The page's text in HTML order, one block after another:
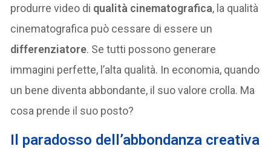
produrre video di qualità cinematografica, la qualità
cinematografica può cessare di essere un
differenziatore. Se tutti possono generare
immagini perfette, l’alta qualità. In economia, quando
un bene diventa abbondante, il suo valore crolla. Ma
cosa prende il suo posto?
Il paradosso dell’abbondanza creativa